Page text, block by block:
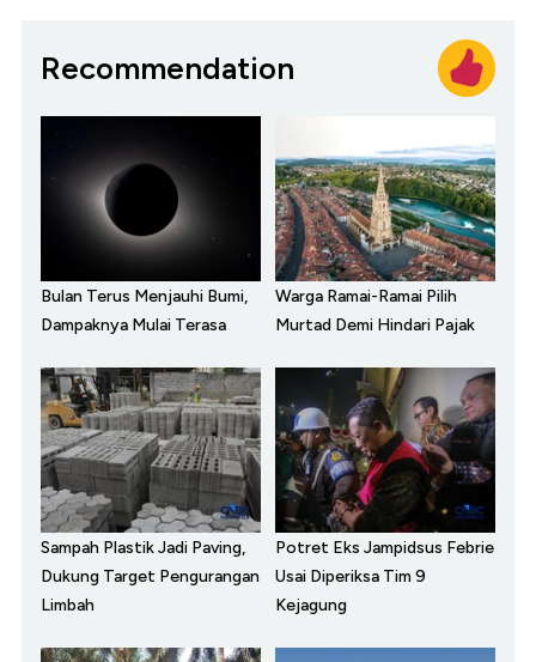
Recommendation
Bulan Terus Menjauhi Bumi,
Dampaknya Mulai Terasa
Warga Ramai-Ramai Pilih
Murtad Demi Hindari Pajak
Sampah Plastik Jadi Paving,
Dukung Target Pengurangan
Limbah
Potret Eks Jampidsus Febrie
Usai Diperiksa Tim 9
Kejagung